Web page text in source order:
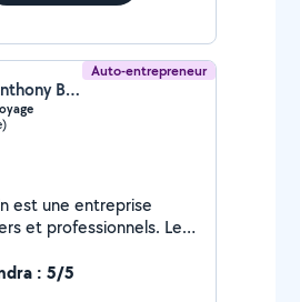
Auto-entrepreneur
Anthony Billaud (Anthony Billaud EI)
est une entreprise
et professionnels. Les
(travaux de finition,
intérieur, montage
: 5/5